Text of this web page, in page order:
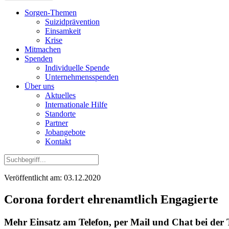
Sorgen-Themen
Suizidprävention
Einsamkeit
Krise
Mitmachen
Spenden
Individuelle Spende
Unternehmensspenden
Über uns
Aktuelles
Internationale Hilfe
Standorte
Partner
Jobangebote
Kontakt
Veröffentlicht am: 03.12.2020
Corona fordert ehrenamtlich Engagierte
Mehr Einsatz am Telefon, per Mail und Chat bei der